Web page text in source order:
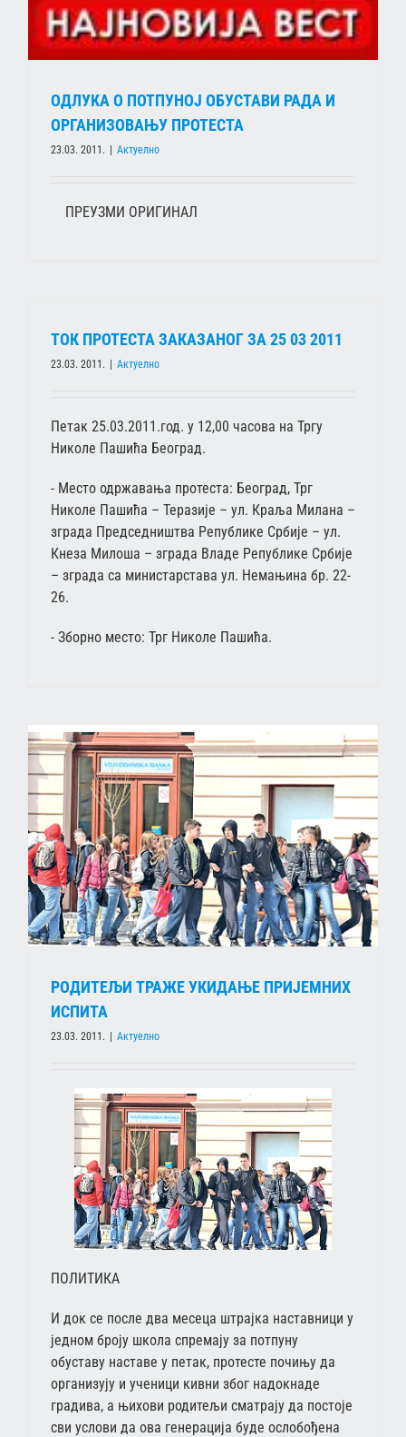
ОДЛУКА О ПОТПУНОЈ ОБУСТАВИ РАДА И
ОРГАНИЗОВАЊУ ПРОТЕСТА
23.03. 2011. Актуелно
ПРЕУЗМИ ОРИГИНАЛ
ТОК ПРОТЕСТА ЗАКАЗАНОГ ЗА 25 03 2011
23.03. 2011. Актуелно
Петак 25.03.2011.год. у 12,00 часова на Тргу
Николе Пашића Београд.
- Место одржавања протеста: Београд, Трг
Николе Пашића – Теразије – ул. Краља Милана –
зграда Председништва Републике Србије – ул.
Кнеза Милоша – зграда Владе Републике Србије
– зграда са министарстава ул. Немањина бр. 22-
26.
- Зборно место: Трг Николе Пашића.
РОДИТЕЉИ ТРАЖЕ УКИДАЊЕ ПРИЈЕМНИХ
ИСПИТА
23.03. 2011. | Актуелно
ПОЛИТИКА
И док се после два месеца штрајка наставници у
једном броју школа спремају за потпуну
обуставу наставе у петак, протесте почињу да
организују и ученици кивни због надокнаде
градива, а њихови родитељи сматрају да постоје
сви услови да ова генерација буде ослобођена